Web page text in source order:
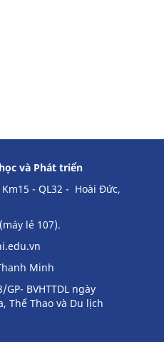
và Phát triển
- QL32 - Hoài Đức,
lẻ 107).
Minh
BVHTTDL ngày
Thể Thao và Du lịch